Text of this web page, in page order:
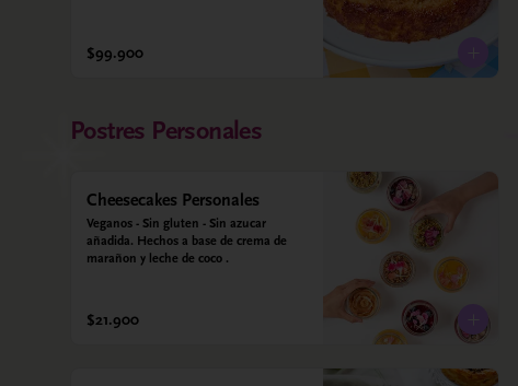
queso campesino, alulosa, leche
deslactosada, leche de coco, vainilla.
$99.900
Postres Personales
Cheesecakes Personales
Veganos - Sin gluten - Sin azucar
añadida. Hechos a base de crema de
marañon y leche de coco .
$21.900